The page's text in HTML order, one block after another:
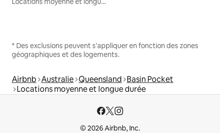
* Des exclusions peuvent s'appliquer en fonction des zones
géographiques et des logements.
Airbnb Australie Queensland Basin Pocket
Locations moyenne et longue durée
© 2026 Airbnb, Inc.